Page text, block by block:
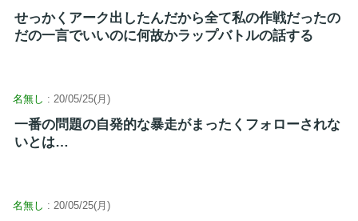
せっかくアーク出したんだから全て私の作戦だったの
だの一言でいいのに何故かラップバトルの話する
名無し : 20/05/25(月)
一番の問題の自発的な暴走がまったくフォローされな
いとは…
名無し : 20/05/25(月)